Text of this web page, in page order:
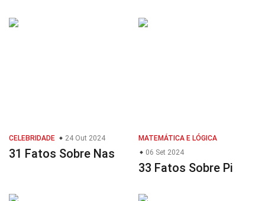
CELEBRIDADE 24 Out 2024
31 Fatos Sobre Nas
MATEMÁTICA E LÓGICA
06 Set 2024
33 Fatos Sobre Pi